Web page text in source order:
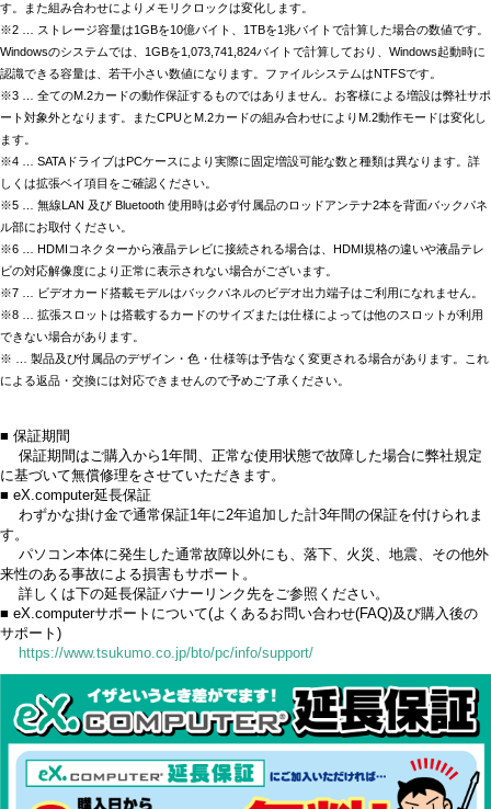
す。また組み合わせによりメモリクロックは変化します。
※2 … ストレージ容量は1GBを10億バイト、1TBを1兆バイトで計算した場合の数値です。
Windowsのシステムでは、1GBを1,073,741,824バイトで計算しており、Windows起動時に
認識できる容量は、若干小さい数値になります。ファイルシステムはNTFSです。
※3 … 全てのM.2カードの動作保証するものではありません。お客様による増設は弊社サポ
ート対象外となります。またCPUとM.2カードの組み合わせによりM.2動作モードは変化し
ます。
※4 … SATAドライブはPCケースにより実際に固定増設可能な数と種類は異なります。詳
しくは拡張ベイ項目をご確認ください。
※5 … 無線LAN 及び Bluetooth 使用時は必ず付属品のロッドアンテナ2本を背面バックパネ
ル部にお取付ください。
※6 … HDMIコネクターから液晶テレビに接続される場合は、HDMI規格の違いや液晶テレ
ビの対応解像度により正常に表示されない場合がございます。
※7 … ビデオカード搭載モデルはバックパネルのビデオ出力端子はご利用になれません。
※8 … 拡張スロットは搭載するカードのサイズまたは仕様によっては他のスロットが利用
できない場合があります。
※ … 製品及び付属品のデザイン・色・仕様等は予告なく変更される場合があります。これ
による返品・交換には対応できませんので予めご了承ください。
■ 保証期間
保証期間はご購入から1年間、正常な使用状態で故障した場合に弊社規定
に基づいて無償修理をさせていただきます。
■ eX.computer延長保証
わずかな掛け金で通常保証1年に2年追加した計3年間の保証を付けられま
す。
パソコン本体に発生した通常故障以外にも、落下、火災、地震、その他外
来性のある事故による損害もサポート。
詳しくは下の延長保証バナーリンク先をご参照ください。
■ eX.computerサポートについて(よくあるお問い合わせ(FAQ)及び購入後の
サポート)
https://www.tsukumo.co.jp/bto/pc/info/support/